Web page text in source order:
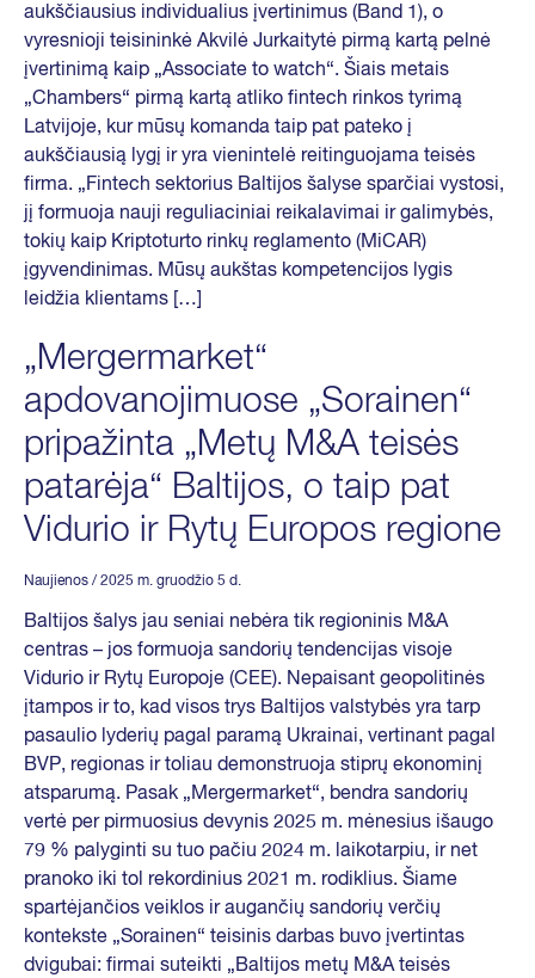
aukščiausius individualius įvertinimus (Band 1), o
vyresnioji teisininkė Akvilė Jurkaitytė pirmą kartą pelnė
įvertinimą kaip „Associate to watch“. Šiais metais
„Chambers“ pirmą kartą atliko fintech rinkos tyrimą
Latvijoje, kur mūsų komanda taip pat pateko į
aukščiausią lygį ir yra vienintelė reitinguojama teisės
firma. „Fintech sektorius Baltijos šalyse sparčiai vystosi,
jį formuoja nauji reguliaciniai reikalavimai ir galimybės,
tokių kaip Kriptoturto rinkų reglamento (MiCAR)
įgyvendinimas. Mūsų aukštas kompetencijos lygis
leidžia klientams […]
„Mergermarket“
apdovanojimuose „Sorainen“
pripažinta „Metų M&A teisės
patarėja“ Baltijos, o taip pat
Vidurio ir Rytų Europos regione
Naujienos / 2025 m. gruodžio 5 d.
Baltijos šalys jau seniai nebėra tik regioninis M&A
centras – jos formuoja sandorių tendencijas visoje
Vidurio ir Rytų Europoje (CEE). Nepaisant geopolitinės
įtampos ir to, kad visos trys Baltijos valstybės yra tarp
pasaulio lyderių pagal paramą Ukrainai, vertinant pagal
BVP, regionas ir toliau demonstruoja stiprų ekonominį
atsparumą. Pasak „Mergermarket“, bendra sandorių
vertė per pirmuosius devynis 2025 m. mėnesius išaugo
79 % palyginti su tuo pačiu 2024 m. laikotarpiu, ir net
pranoko iki tol rekordinius 2021 m. rodiklius. Šiame
spartėjančios veiklos ir augančių sandorių verčių
kontekste „Sorainen“ teisinis darbas buvo įvertintas
dvigubai: firmai suteikti „Baltijos metų M&A teisės